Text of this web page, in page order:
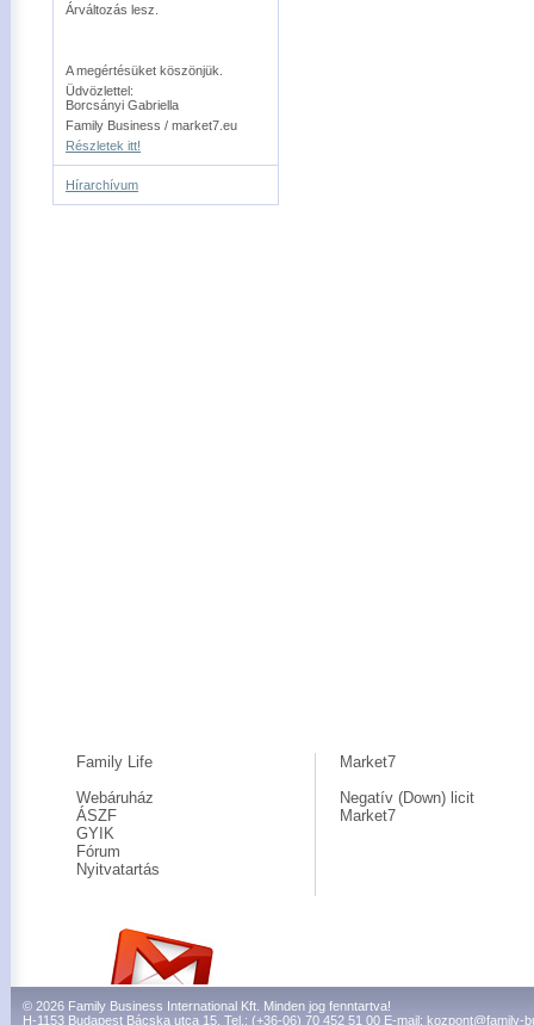
Árváltozás lesz.
A megértésüket köszönjük.
Üdvözlettel:
Borcsányi Gabriella
Family Business / market7.eu
Részletek itt!
Hírarchívum
Family Life
Webáruház
ÁSZF
GYIK
Fórum
Nyitvatartás
Market7
Negatív (Down) licit
Market7
© 2026 Family Business International Kft. Minden jog fenntartva!
H-1153 Budapest Bácska utca 15. Tel.: (+36-06) 70 452 51 00 E-mail: kozpont@family-